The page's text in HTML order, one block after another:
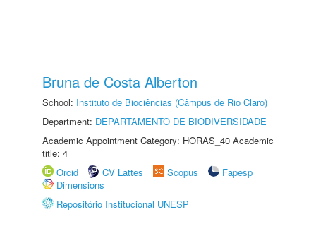
Bruna de Costa Alberton
School: Instituto de Biociências (Câmpus de Rio Claro)
Department: DEPARTAMENTO DE BIODIVERSIDADE
Academic Appointment Category: HORAS_40 Academic
title: 4
Orcid
CV Lattes Scopus
Fapesp
Dimensions
Repositório Institucional UNESP